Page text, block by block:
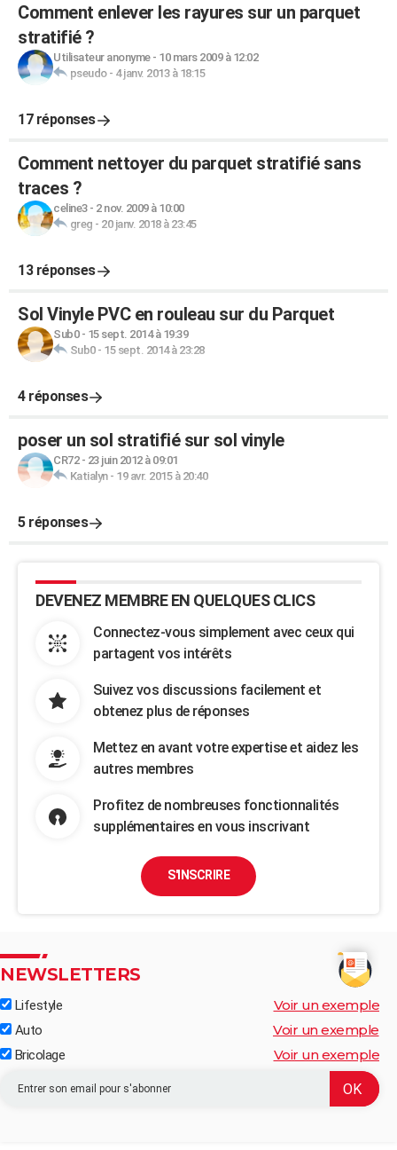
Comment enlever les rayures sur un parquet
stratifié ?
Utilisateur anonyme- 10 mars 2009 à 12:02
pseudo- 4 janv. 2013 à 18:15
17 réponses
Comment nettoyer du parquet stratifié sans
traces ?
celine3- 2 nov. 2009 à 10:00
greg - 20 janv. 2018 à 23:45
13 réponses
Sol Vinyle PVC en rouleau sur du Parquet
Sub0- 15 sept. 2014 à 19:39
Sub0- 15 sept. 2014 à 23:28
4 réponses
poser un sol stratifié sur sol vinyle
CR72- 23 juin 2012 à 09:01
Katialyn- 19 avr. 2015 à 20:40
5 réponses
DEVENEZ MEMBRE EN QUELQUES CLICS
Connectez-vous simplement avec ceux qui
partagent vos intérêts
Suivez vos discussions facilement et
obtenez plus de réponses
Mettez en avant votre expertise et aidez les
autres membres
Profitez de nombreuses fonctionnalités
supplémentaires en vous inscrivant
S'INSCRIRE
NEWSLETTERS
Lifestyle Voir un exemple
Auto Voir un exemple
Bricolage Voir un exemple